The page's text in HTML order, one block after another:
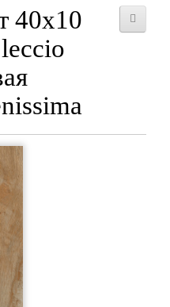
40x10